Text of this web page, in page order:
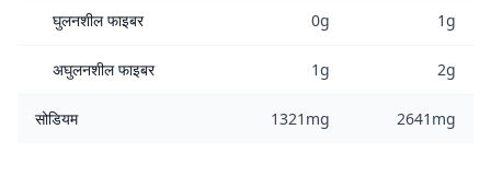
घुलनशील फाइबर 0g 1g
अघुलनशील फाइबर 1g 2g
सोडियम 1321mg 2641mg